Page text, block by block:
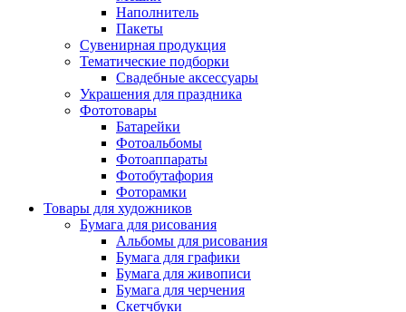
Наполнитель
Пакеты
Сувенирная продукция
Тематические подборки
Свадебные аксессуары
Украшения для праздника
Фототовары
Батарейки
Фотоальбомы
Фотоаппараты
Фотобутафория
Фоторамки
Товары для художников
Бумага для рисования
Альбомы для рисования
Бумага для графики
Бумага для живописи
Бумага для черчения
Скетчбуки